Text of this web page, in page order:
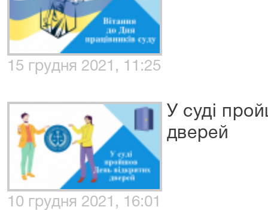
15 грудня 2021, 11:25
У суді
дверей
10 грудня 2021, 16:01